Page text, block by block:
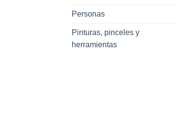
Personas
Pinturas, pinceles y
herramientas